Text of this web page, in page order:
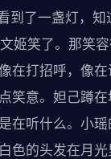
到了一盏灯，
姬笑了。那笑
在打招呼，像
笑意。妲己蹲
在听什么。小
色的头发在月